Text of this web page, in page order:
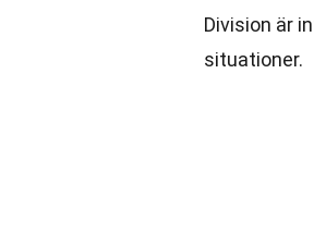
Division är
situationer.